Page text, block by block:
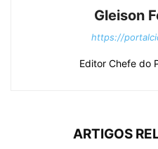
Gleison
https://
Editor Chefe do
ARTIGOS